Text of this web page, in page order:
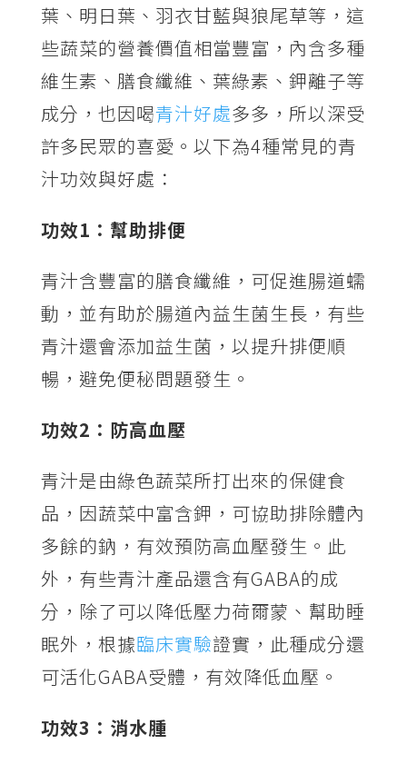
葉、明日葉、羽衣甘藍與狼尾草等，這
些蔬菜的營養價值相當豐富，內含多種
維生素、膳食纖維、葉綠素、鉀離子等
成分，也因喝青汁好處多多，所以深受
許多民眾的喜愛。以下為4種常見的青
汁功效與好處：
功效1 ：幫助排便
青汁含豐富的膳食纖維，可促進腸道蠕
動，並有助於腸道內益生菌生長，有些
青汁還會添加益生菌，以提升排便順
暢，避免便秘問題發生。
功效2 ：防高血壓
青汁是由綠色蔬菜所打出來的保健食
品，因蔬菜中富含鉀，可協助排除體內
多餘的鈉，有效預防高血壓發生。此
外，有些青汁產品還含有GABA的成
分，除了可以降低壓力荷爾蒙、幫助睡
眠外，根據臨床實驗證實，此種成分還
可活化GABA受體，有效降低血壓。
功效3 ：消水腫